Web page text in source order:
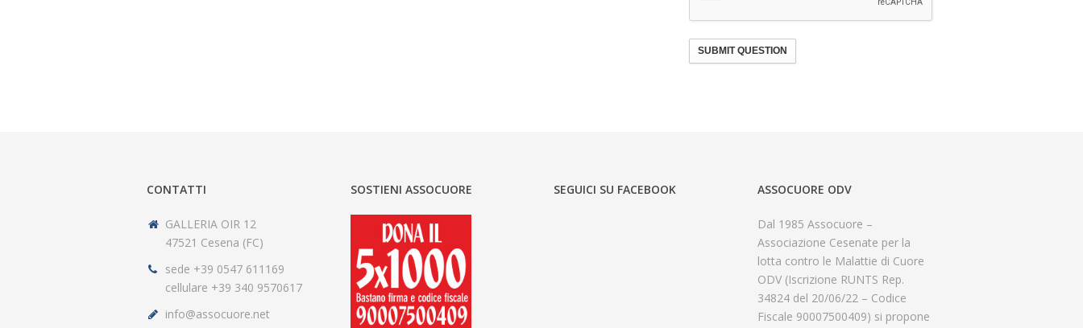
SUBMIT QUESTION
CONTATTI
GALLERIA OIR 12
47521 Cesena (FC)
sede +39 0547 611169
cellulare +39 340 9570617
info@assocuore.net
SOSTIENI ASSOCUORE SEGUICI SU FACEBOOK ASSOCUORE ODV
Dal 1985 Assocuore –
Associazione Cesenate per la
lotta contro le Malattie di Cuore
ODV (Iscrizione RUNTS Rep.
34824 del 20/06/22 – Codice
Fiscale 90007500409) si propone